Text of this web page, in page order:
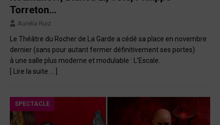
Torreton…
Aurelia Ruiz
Le Théâtre du Rocher de La Garde a cédé sa place en novembre
dernier (sans pour autant fermer définitivement ses portes)
à une salle plus moderne et modulable : L’Escale.
[ Lire la suite … ]
SPECTACLE